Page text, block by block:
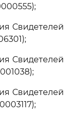
Свидетелей
Свидетелей
Свидетелей